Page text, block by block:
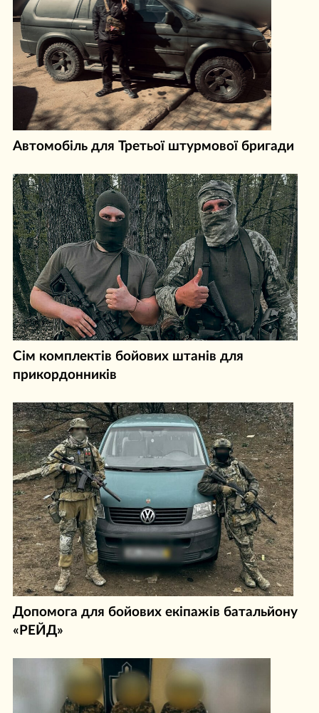
Автомобіль для Третьої штурмової бригади
Сім комплектів бойових штанів для
прикордонників
Допомога для бойових екіпажів батальйону
«РЕЙД»